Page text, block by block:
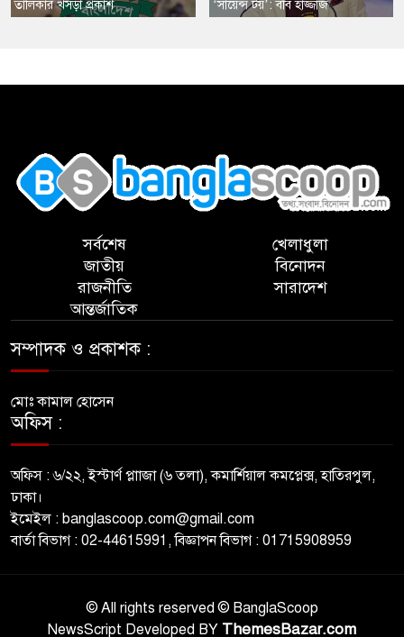
তালিকার খসড়া প্রকাশ
‘সায়েন্স টয়’: ববি হাজ্জাজ
সর্বশেষ
জাতীয়
রাজনীতি
আন্তর্জাতিক
খেলাধুলা
বিনোদন
সারাদেশ
সম্পাদক ও প্রকাশক :
মোঃ কামাল হোসেন
অফিস :
অফিস : ৬/২২, ইস্টার্ণ প্লাাজা (৬ তলা), কমার্শিয়াল কমপ্লেক্স, হাতিরপুল,
ঢাকা।
ইমেইল : banglascoop.com@gmail.com
বার্তা বিভাগ : 02-44615991, বিজ্ঞাপন বিভাগ : 01715908959
© All rights reserved © BanglaScoop
NewsScript Developed BY ThemesBazar.com